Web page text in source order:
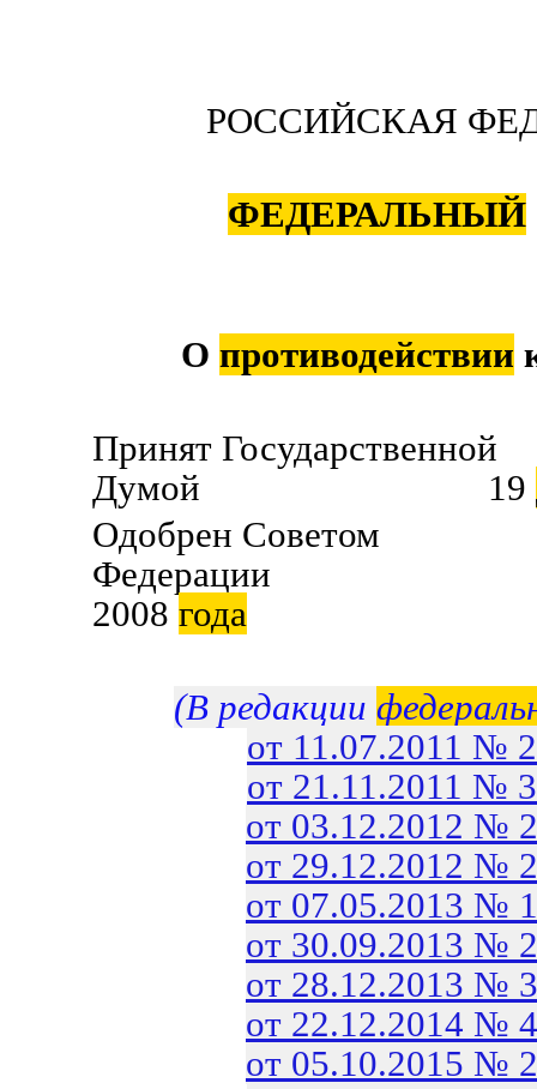
РОССИЙСКАЯ
ФЕДЕРАЛЬНЫЙ
О противодействии
Принят Государственной
Думой 19
Одобрен Советом
Федерации
2008 года
(В редакции
от 11.07.2011 №
от 21.11.2011 №
от 03.12.2012 №
от 29.12.2012 №
от 07.05.2013 №
от 30.09.2013 №
от 28.12.2013 №
от 22.12.2014 №
от 05.10.2015 №